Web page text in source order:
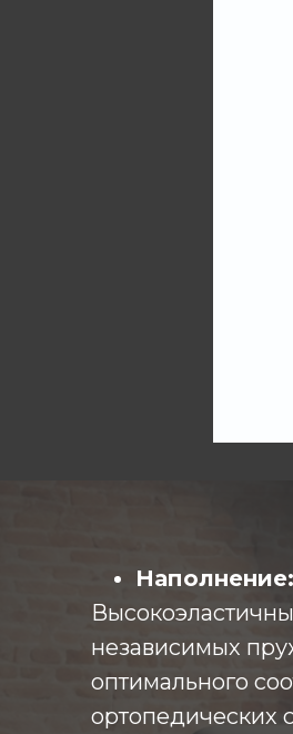
Наполнение:
независимых
оптимального
ортопедических